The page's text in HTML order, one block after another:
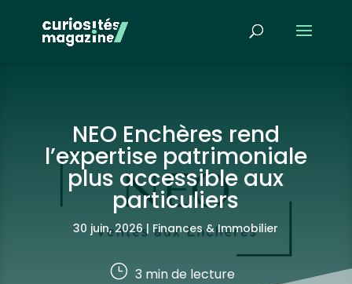
NEO Enchères rend
l’expertise patrimoniale
plus accessible aux
particuliers
30 juin, 2026| Finances & Immobilier
} 3min de lecture